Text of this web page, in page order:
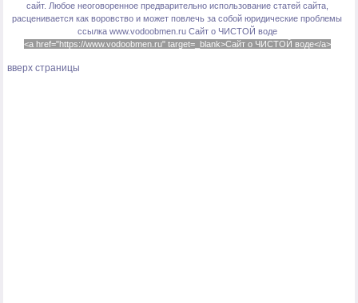
сайт. Любое неоговоренное предварительно использование статей сайта,
расценивается как воровство и может повлечь за собой юридические проблемы
ссылка www.vodoobmen.ru Сайт о ЧИСТОЙ воде
<a href="https://www.vodoobmen.ru" target=_blank>Сайт о ЧИСТОЙ воде</a>
вверх страницы